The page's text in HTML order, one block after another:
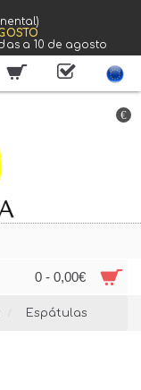
a 10 de agosto
€
0 - 0,00€
Espátulas